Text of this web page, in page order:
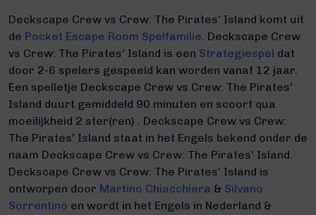
Deckscape Crew vs Crew: The Pirates’ Island komt uit
de Pocket Escape Room Spelfamilie. Deckscape Crew
vs Crew: The Pirates’ Island is een Strategiespel dat
door 2-6 spelers gespeeld kan worden vanaf 12 jaar.
Een spelletje Deckscape Crew vs Crew: The Pirates’
Island duurt gemiddeld 90 minuten en scoort qua
moeilijkheid 2 ster(ren) . Deckscape Crew vs Crew:
The Pirates’ Island staat in het Engels bekend onder de
naam Deckscape Crew vs Crew: The Pirates' Island.
Deckscape Crew vs Crew: The Pirates’ Island is
ontworpen door Martino Chiacchiera & Silvano
Sorrentino en wordt in het Engels in Nederland &